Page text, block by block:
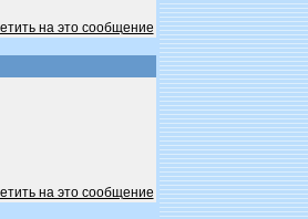
на это сообщение
на это сообщение